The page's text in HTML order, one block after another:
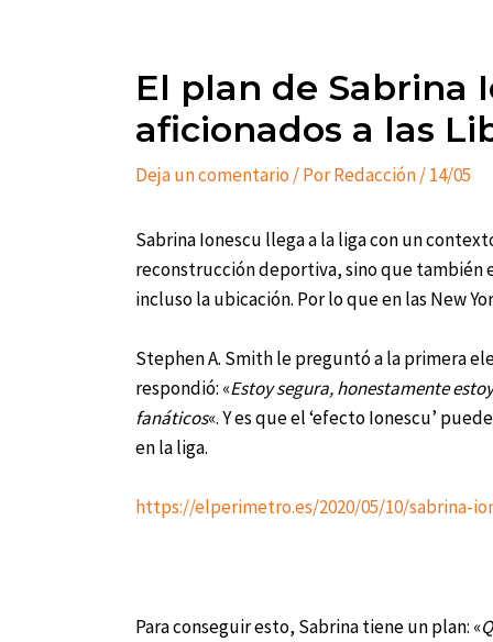
El plan de Sabrina
aficionados a las
Deja un comentario / PorRedacción/14/05
Sabrina Ionescu llega a la liga con un
reconstrucción deportiva, sino que también
incluso la ubicación. Por lo que en las New
Stephen A. Smith le preguntó a la primera
respondió: «Estoy segura, honestamente
fanáticos«. Y es que el ‘efecto Ionescu’
en la liga.
https://elperimetro.es/2020/05/10/sabrina-
Para conseguir esto, Sabrina tiene un plan: «